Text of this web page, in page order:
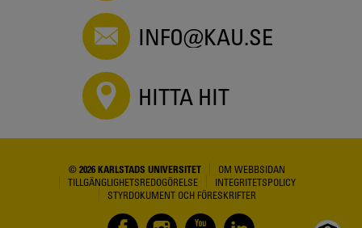
INFO@KAU.SE
HITTA HIT
© 2026 KARLSTADS UNIVERSITET
OM WEBBSIDAN
TILLGÄNGLIGHETSREDOGÖRELSE
INTEGRITETSPOLICY
STYRDOKUMENT OCH FÖRESKRIFTER